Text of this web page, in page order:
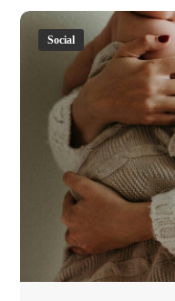
Social